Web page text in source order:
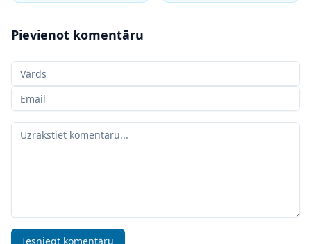
Pievienot komentāru
Jūsu vārds
Jūsu e-pasts
Jūsu komentārs
Iesniegt komentāru